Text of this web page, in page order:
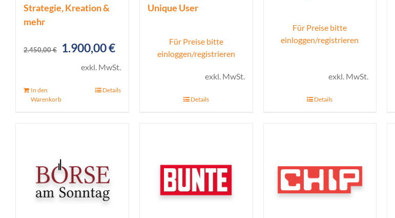
Strategie, Kreation &
mehr
2.450,00€
Ursprünglicher
Preis
2.450,00 €
1.900,00€Aktueller
Preis
exkl. MwSt.
In den
Warenkorb
Details
Unique User
Für Preise bitte
einloggen/registrieren
exkl. MwSt.
Details
Für Preise bitte
einloggen/registrieren
exkl. MwSt.
Details